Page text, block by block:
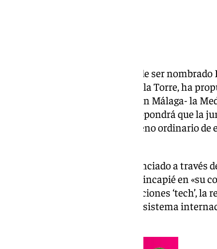
Tan solo una semana después de ser
alcalde de Málaga, Francisco de la Torre, ha
-precursor de Google en Málaga- la
Hijo Adoptivo. De la Torre lo propondrá que la
Ayuntamiento apruebe en el Pleno ordinario
El regidor malagueño lo ha anunciado a través
sociales. De la Torre ha hecho hincapié en «su
tecnológica, el fomento de vocaciones ‘tech’,
visibilidad de la ciudad en el ecosistema